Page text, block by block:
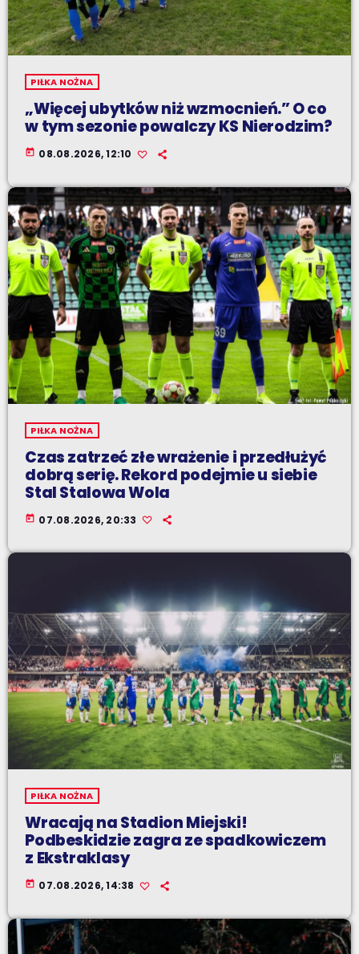
PIŁKA NOŻNA
„Więcej ubytków niż wzmocnień.” O co
w tym sezonie powalczy KS Nierodzim?
today 08.08.2026, 12:10
PIŁKA NOŻNA
Czas zatrzeć złe wrażenie i przedłużyć
dobrą serię. Rekord podejmie u siebie
Stal Stalowa Wola
today 07.08.2026, 20:33
PIŁKA NOŻNA
Wracają na Stadion Miejski!
Podbeskidzie zagra ze spadkowiczem
z Ekstraklasy
today 07.08.2026, 14:38